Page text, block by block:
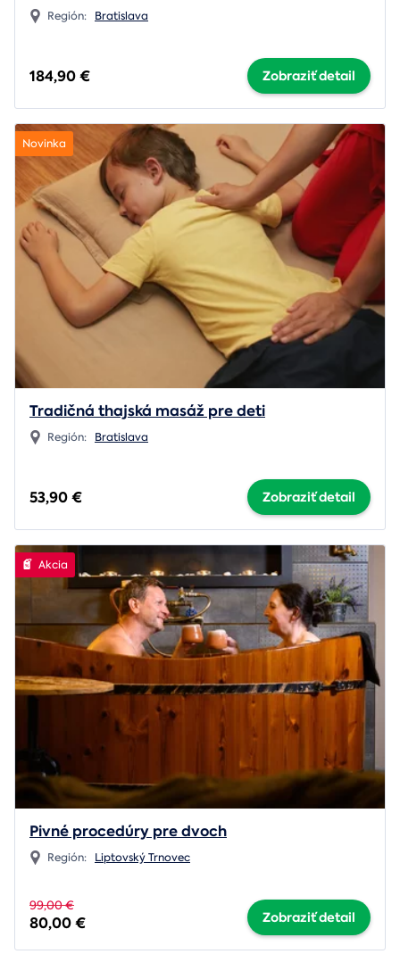
Región: Bratislava
184,90 € Zobraziť detail
Novinka
Tradičná thajská masáž pre deti
Región: Bratislava
53,90 € Zobraziť detail
Akcia
Pivné procedúry pre dvoch
Región: Liptovský Trnovec
99,00 €
80,00 € Zobraziť detail